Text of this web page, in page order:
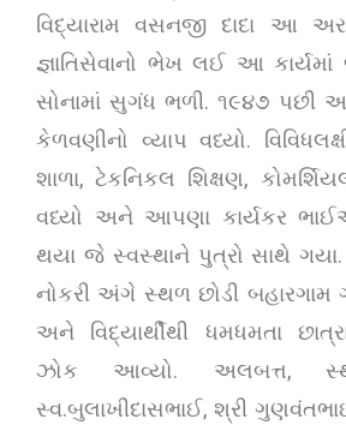
વિદ્યારામ વસનજી દાદા આ
જ્ઞાતિસેવાનો ભેખ લઈ આ કાર્યમાં
સોનામાં સુગંધ ભળી. ૧૯૪૭ પછી
કેળવણીનો વ્યાપ વધ્યો.
શાળા, ટેકનિકલ શિક્ષણ,
વધ્યો અને આપણા કાર્યકર
થયા જે સ્વસ્થાને પુત્રો સાથે
નોકરી અંગે સ્થળ છોડી બહારગામ
અને વિદ્યાર્થીથી ધમધમતા
ઝોક આવ્યો. અલબત્ત,
સ્વ.બુલાખીદાસભાઈ, શ્રી